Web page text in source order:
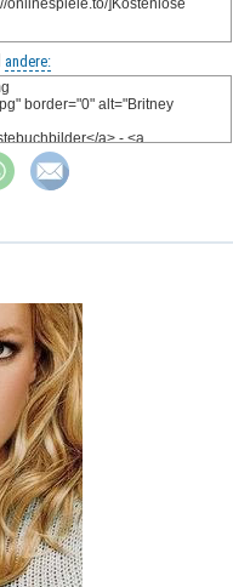
andere: